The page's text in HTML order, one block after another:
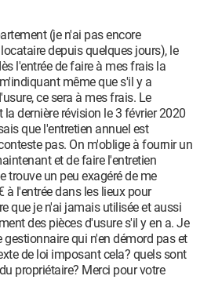
(je n'ai pas encore
depuis quelques jours), le
l'entrée de faire à mes frais la
même que s'il y a
ce sera à mes frais. Le
dernière révision le 3 février 2020
que l'entretien annuel est
pas. On m'oblige à fournir un
et de faire l'entretien
trouve un peu exagéré de me
à l'entrée dans les lieux pour
que je n'ai jamais utilisée et aussi
des pièces d'usure s'il y en a. Je
gestionnaire qui n'en démord pas et
de loi imposant cela? quels sont
propriétaire? Merci pour votre